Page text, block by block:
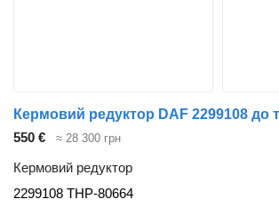
550 € ≈ 28 300 грн
Кермовий редуктор
2299108 THP-80664